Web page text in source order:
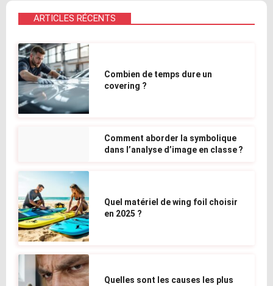
ARTICLES RÉCENTS
Combien de temps dure un
covering ?
Comment aborder la symbolique
dans l’analyse d’image en classe ?
Quel matériel de wing foil choisir
en 2025 ?
Quelles sont les causes les plus